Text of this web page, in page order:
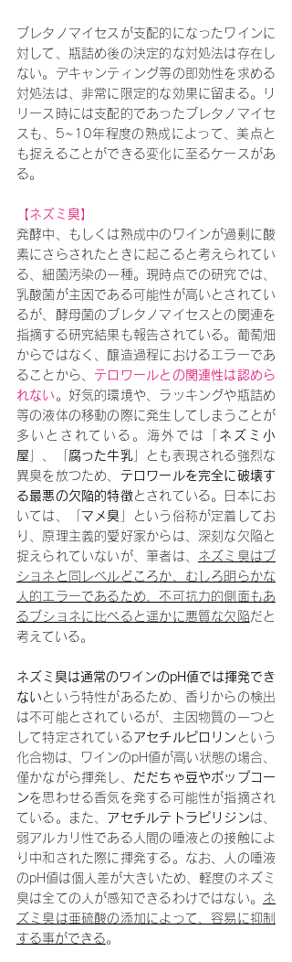
ブレタノマイセスが支配的になったワインに
対して、瓶詰め後の決定的な対処法は存在し
ない。デキャンティング等の即効性を求める
対処法は、非常に限定的な効果に留まる。リ
リース時には支配的であったブレタノマイセ
スも、5~10年程度の熟成によって、美点と
も捉えることができる変化に至るケースがあ
る。
【ネズミ臭】
発酵中、もしくは熟成中のワインが過剰に酸
素にさらされたときに起こると考えられてい
る、細菌汚染の一種。現時点での研究では、
乳酸菌が主因である可能性が高いとされてい
るが、酵母菌のブレタノマイセスとの関連を
指摘する研究結果も報告されている。葡萄畑
からではなく、醸造過程におけるエラーであ
ることから、 テロワールとの関連性は認めら
れない 。好気的環境や、ラッキングや瓶詰め
等の液体の移動の際に発生してしまうことが
多いとされている。海外では「 ネズミ小
屋
腐った牛乳」とも表現される強烈な
異臭を放つため、 テロワールを完全に破壊す
る最悪の欠陥的特徴とされている。日本にお
いては、「 マメ臭
」という俗称が定着してお
り、原理主義的愛好家からは、深刻な欠陥と
捉えられていないが、筆者は、 ネズミ臭はブ
ショネと同レベルどころか、むしろ明らかな
人的エラーであるため、不可抗力的側面もあ
るブショネに比べると遥かに悪質な欠陥だと
考えている。
ネズミ臭は通常のワインのpH値では揮発でき
ない という特性があるため、香りからの検出
は不可能とされているが、主因物質の一つと
して特定されているアセチルピロリン という
化合物は、ワインのpH値が高い状態の場合、
僅かながら揮発し、 だだちゃ豆やポップコー
ンを思わせる香気を発する可能性が指摘され
ている。また、 アセチルテトラピリジンは、
弱アルカリ性である人間の唾液との接触によ
り中和された際に揮発する。なお、人の唾液
のpH値は個人差が大きいため、軽度のネズミ
臭は全ての人が感知できるわけではない。 ネ
ズミ臭は亜硫酸の添加によって、容易に抑制
する事ができる。